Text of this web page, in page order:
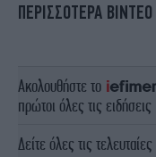
ΠΕΡΙΣΣΟΤΕΡΑ ΒΙΝΤΕΟ
Ακολουθήστε το
πρώτοι όλες τις ειδήσεις
Δείτε όλες τις τελευταίες